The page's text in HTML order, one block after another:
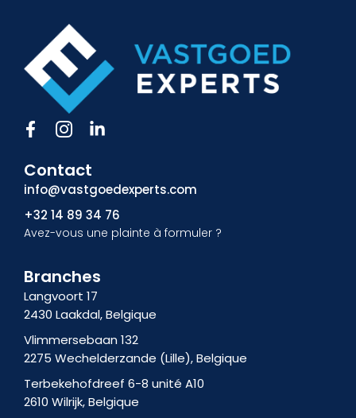
F
a
e
b
o
o
k
I
c
n
e
-
n
t
a
g
r
a
m
1
L
i
e
d
i
n
i
n
Contact
info@vastgoedexperts.com
+32 14 89 34 76
Avez-vous une plainte à formuler ?
Branches
Langvoort 17
2430 Laakdal, Belgique
Vlimmersebaan 132
2275 Wechelderzande (Lille), Belgique
Terbekehofdreef 6-8 unité A10
2610 Wilrijk, Belgique